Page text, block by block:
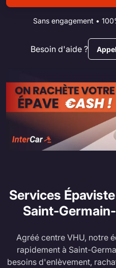
Sans engagement •
Besoin d'aide ?
Services
Saint-
Agréé centre VHU, notre
rapidement à Saint-
besoins d'enlèvement,